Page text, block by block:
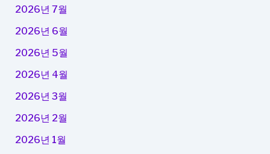
2026년 7월
2026년 6월
2026년 5월
2026년 4월
2026년 3월
2026년 2월
2026년 1월